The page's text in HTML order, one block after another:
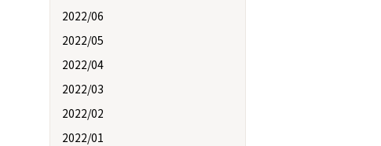
2022/06
2022/05
2022/04
2022/03
2022/02
2022/01